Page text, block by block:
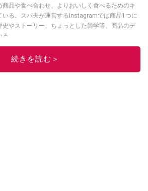
商品や食べ合わせ、よりおいしく食べるためのキ
いる。スパ夫が運営するInstagramでは商品1つに
史やストーリー、ちょっとした雑学等、商品のデ
。
続きを読む＞